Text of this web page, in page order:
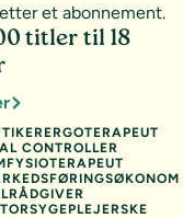
et abonnement.
titler til 18
ERGOTERAPEUT
CONTROLLER
FYSIOTERAPEUT
SYGEPLEJERSKE